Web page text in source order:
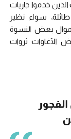
خدموا جاريات
سواء نظير
بعض النسوة
الآغاوات ثروات